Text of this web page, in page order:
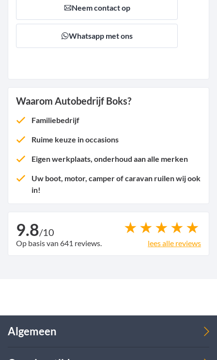
Neem contact op
Whatsapp met ons
Waarom Autobedrijf Boks?
Familiebedrijf
Ruime keuze in occasions
Eigen werkplaats, onderhoud aan alle merken
Uw boot, motor, camper of caravan ruilen wij ook
in!
9.8/10
Op basis van 641 reviews. lees alle reviews
Algemeen